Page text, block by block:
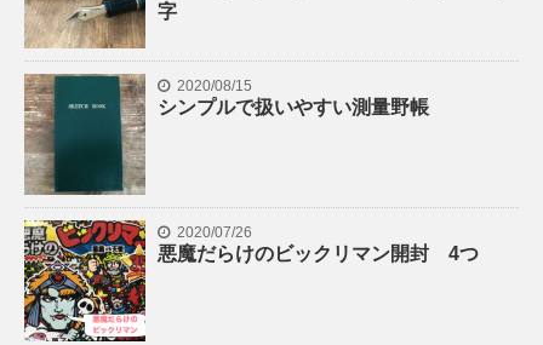
字
2020/08/15
シンプルで扱いやすい測量野帳
2020/07/26
悪魔だらけのビックリマン開封 4つ